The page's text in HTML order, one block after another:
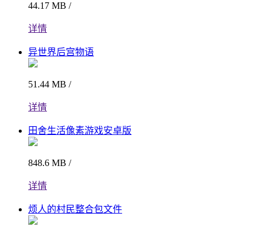
44.17 MB /
详情
异世界后宫物语
51.44 MB /
详情
田舍生活像素游戏安卓版
848.6 MB /
详情
烦人的村民整合包文件